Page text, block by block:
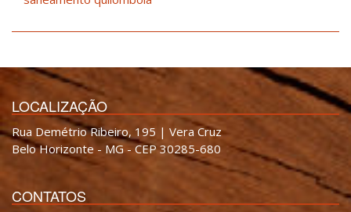
LOCALIZAÇÃO
Rua Demétrio Ribeiro, 195 | Vera Cruz
Belo Horizonte - MG - CEP 30285-680
CONTATOS